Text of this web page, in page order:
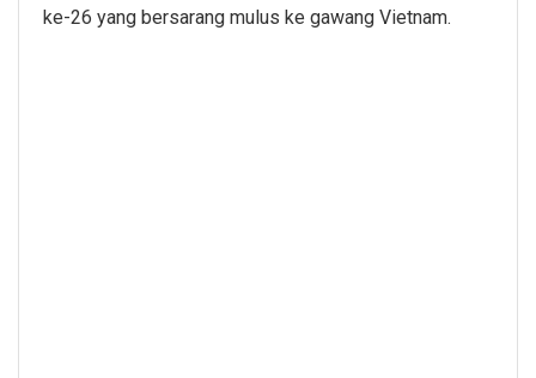
ke-26 yang bersarang mulus ke gawang Vietnam.